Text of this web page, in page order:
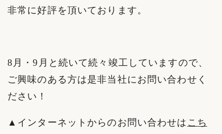
非常に好評を頂いております。
8月・9月と続いて続々竣工していますので、
ご興味のある方は是非当社にお問い合わせく
ださい！
▲インターネットからのお問い合わせは こち